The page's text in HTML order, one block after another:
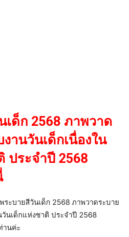
ด็ก 2568 ภาพวาด
านวันเด็กเนื่องใน
ประจำปี 2568
ระบายสีวันเด็ก 2568 ภาพวาดระบาย
วันเด็กแห่งชาติ ประจำปี 2568
านค่ะ